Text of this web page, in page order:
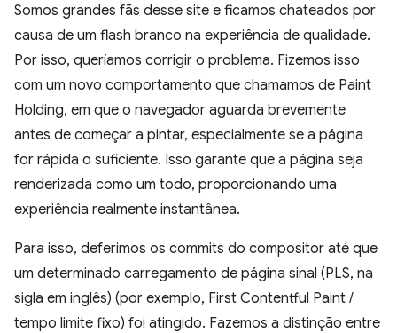
Somos grandes fãs desse site e ficamos chateados por
causa de um flash branco na experiência de qualidade.
Por isso, queríamos corrigir o problema. Fizemos isso
com um novo comportamento que chamamos de Paint
Holding, em que o navegador aguarda brevemente
antes de começar a pintar, especialmente se a página
for rápida o suficiente. Isso garante que a página seja
renderizada como um todo, proporcionando uma
experiência realmente instantânea.
Para isso, deferimos os commits do compositor até que
um determinado carregamento de página sinal (PLS, na
sigla em inglês) (por exemplo, First Contentful Paint /
tempo limite fixo) foi atingido. Fazemos a distinção entre